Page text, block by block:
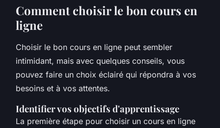
Comment choisir le bon cours en
ligne
Choisir le bon cours en ligne peut sembler
intimidant, mais avec quelques conseils, vous
pouvez faire un choix éclairé qui répondra à vos
besoins et à vos attentes.
Identifier vos objectifs d'apprentissage
La première étape pour choisir un cours en ligne